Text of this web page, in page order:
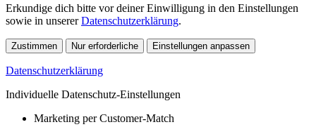
Erkundige dich bitte vor deiner Einwilligung in den Einstellungen
sowie in unsererDatenschutzerklärung.
Zustimmen Nur erforderliche Einstellungen anpassen
Datenschutzerklärung
Individuelle Datenschutz-Einstellungen
Marketing per Customer-Match